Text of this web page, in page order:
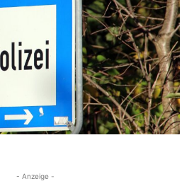
- Anzeige -